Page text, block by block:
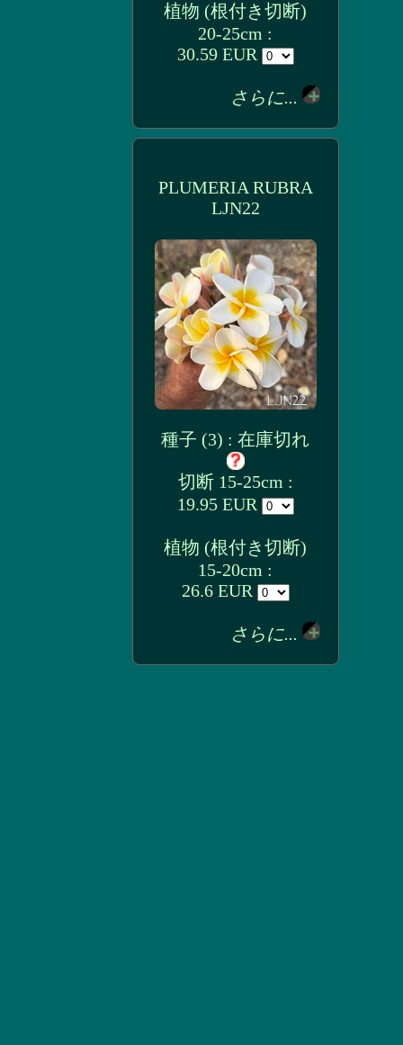
植物 (根付き切断)
20-25cm :
30.59 EUR
さらに...
PLUMERIA RUBRA
LJN22
種子 (3) : 在庫切れ
切断 15-25cm :
19.95 EUR
植物 (根付き切断)
15-20cm :
26.6 EUR
さらに...